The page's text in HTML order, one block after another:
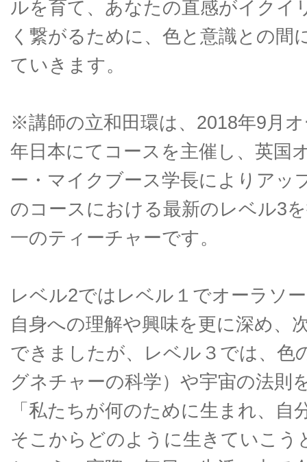
ルを育て、あなたの直感がイクイ
く繋がるために、色と意識との間
ていきます。
※講師の立和田環は、2018年9月
年日本にてコースを主催し、英国
ー・マイクブース学長によりアッ
のコースにおける最新のレベル3
一のティーチャーです。
レベル2ではレベル１でオーラソ
自身への理解や興味を更に深め、
できましたが、レベル３では、色
グネチャーの科学）や宇宙の法則
「私たちが何のために生まれ、自
そこからどのように生きていこう